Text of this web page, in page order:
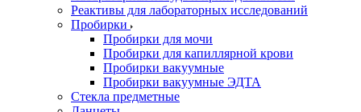
Реактивы для лабораторных исследований
Пробирки
Пробирки для мочи
Пробирки для капиллярной крови
Пробирки вакуумные
Пробирки вакуумные ЭДТА
Стекла предметные